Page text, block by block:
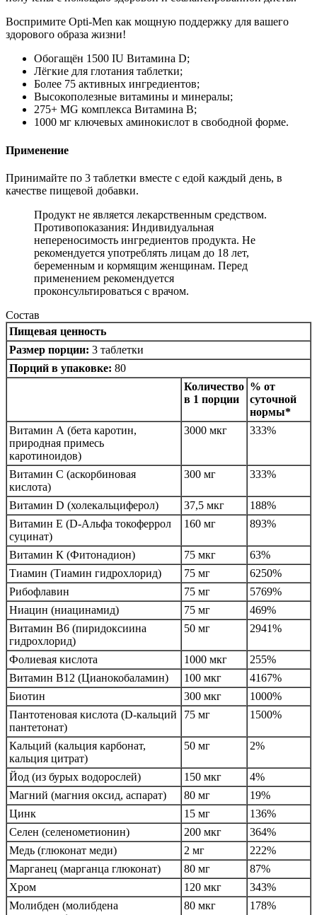
Воспримите Opti-Men как мощную поддержку для вашего
здорового образа жизни!
Обогащён 1500 IU Витамина D;
Лёгкие для глотания таблетки;
Более 75 активных ингредиентов;
Высокополезные витамины и минералы;
275+ MG комплекса Витамина В;
1000 мг ключевых аминокислот в свободной форме.
Применение
Принимайте по 3 таблетки вместе с едой каждый день, в
качестве пищевой добавки.
Продукт не является лекарственным средством.
Противопоказания: Индивидуальная
непереносимость ингредиентов продукта. Не
рекомендуется употреблять лицам до 18 лет,
беременным и кормящим женщинам. Перед
применением рекомендуется
проконсультироваться с врачом.
Состав
Пищевая ценность
Размер порции: 3 таблетки
Порций в упаковке: 80
Количество
в 1 порции
% от
суточной
нормы*
Витамин А (бета каротин,
природная примесь
каротиноидов)
3000 мкг 333%
Витамин С (аскорбиновая
кислота)
300 мг 333%
Витамин D (холекальциферол) 37,5 мкг
188%
Витамин E (D-Альфа токоферрол
суцинат)
160 мг 893%
Витамин К (Фитонадион) 75 мкг
63%
Тиамин (Тиамин гидрохлорид)
75 мг
6250%
Рибофлавин
75 мг
5769%
Ниацин (ниацинамид)
75 мг
469%
Витамин B6 (пиридоксиина
гидрохлорид)
50 мг 2941%
Фолиевая кислота 1000 мкг
255%
Витамин B12 (Цианокобаламин)
100 мкг
4167%
Биотин
300 мкг
1000%
Пантотеновая кислота (D-кальций
пантетонат)
75 мг 1500%
Кальций (кальция карбонат,
кальция цитрат)
50 мг 2%
Йод (из бурых водорослей) 150 мкг
4%
Магний (магния оксид, аспарат)
80 мг
19%
Цинк
15 мг
136%
Селен (селенометионин)
200 мкг
364%
Медь (глюконат меди)
2 мг
222%
Марганец (марганца глюконат)
80 мг
87%
Хром
120 мкг
343%
Молибден (молибдена
80 мкг 178%